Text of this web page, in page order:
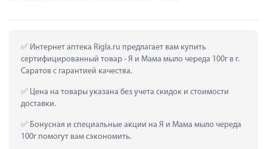
Интернет аптека Rigla.ru предлагает вам купить
сертифицированный товар - Я и Мама мыло череда 100г в г.
Саратов с гарантией качества.
Цена на товары указана без учета скидок и стоимости
доставки.
Бонусная и специальные акции на Я и Мама мыло череда
100г помогут вам сэкономить.